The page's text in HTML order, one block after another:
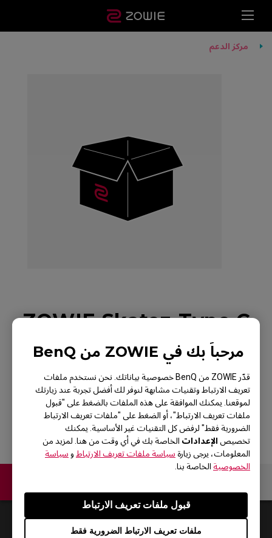
مرحباً بك في ZOWIE من BenQ
قدّر ZOWIE من BenQ خصوصية بياناتك. نحن نستخدم ملفات
تعريف الارتباط وتقنيات مشابهة لنوفر لك أفضل تجربة عند زيارتك
لموقعنا. يمكنك الموافقة على هذه الملفات بالضغط على "قبول
ملفات تعريف الارتباط"، أو الضغط على "ملفات تعريف الارتباط
الضرورية فقط" لرفض كل التقنيات غير الأساسية. يمكنك
تخصيص الإعدادات الخاصة بك في أي وقت من هنا. لمزيد من
المعلومات، يرجى زيارة سياسة ملفات تعريف الارتباط و سياسة
الخصوصية الخاصة بنا.
ملفات تعريف الارتباط الضرورية فقط
قبول ملفات تعريف الارتباط
مركز الدعم
ZOWIE Skatez-Type C
Black Mouse Skatez /
Mouse Feet For
Esports
0 Results
Default